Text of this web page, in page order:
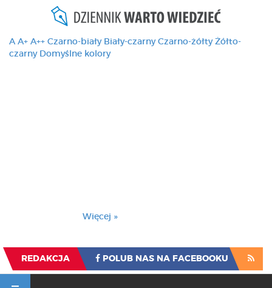
A A+ A++ Czarno-biały Biały-czarny Czarno-żółty Żółto-
czarny Domyślne kolory
Więcej »
REDAKCJA POLUB NAS NA FACEBOOKU